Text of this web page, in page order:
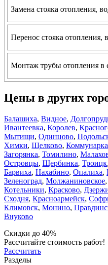
Замена стояка отопления,
Перенос стояка отопления,
Монтаж трубы отопления в
Цены в других
Балашиха, Видное,
Ивантеевка, Королев,
Мытищи, Одинцово,
Химки, Щелково, Коммунарка
Загорянка, Томилино,
Островцы, Щербинка, Троицк,
Барвиха, Нахабино, Опалиха,
Зеленоград, Молжаниновское,
Котельники, Красково,
Сходня, Красноармейск,
Климовск, Монино,
Внуково
Скидки до 40%
Рассчитайте стоимость работ!
Рассчитать
Разделы